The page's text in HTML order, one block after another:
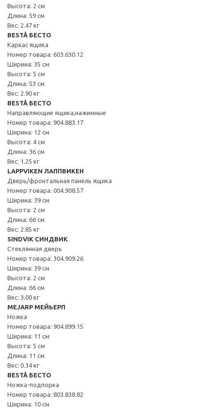
Высота: 2 см
Длина: 59 см
Вес: 2.47 кг
BESTÅ БЕСТО
Каркас ящика
Номер товара: 603.630.12
Ширина: 35 см
Высота: 5 см
Длина: 53 см
Вес: 2.90 кг
BESTÅ БЕСТО
Направляющие ящика,нажимные
Номер товара: 904.883.17
Ширина: 12 см
Высота: 4 см
Длина: 36 см
Вес: 1.25 кг
LAPPVIKEN ЛАППВИКЕН
Дверь/фронтальная панель ящика
Номер товара: 004.908.57
Ширина: 39 см
Высота: 2 см
Длина: 66 см
Вес: 2.85 кг
SINDVIK СИНДВИК
Стеклянная дверь
Номер товара: 304.909.26
Ширина: 39 см
Высота: 2 см
Длина: 66 см
Вес: 3.00 кг
MEJARP МЕЙЬЕРП
Ножка
Номер товара: 904.899.15
Ширина: 11 см
Высота: 5 см
Длина: 11 см
Вес: 0.34 кг
BESTÅ БЕСТО
Ножка-подпорка
Номер товара: 803.838.82
Ширина: 10 см